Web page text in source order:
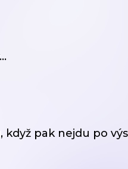
když pak nejdu po